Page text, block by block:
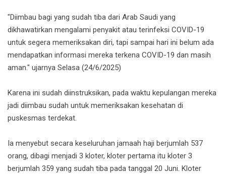
"Diimbau bagi yang sudah tiba dari Arab Saudi yang
dikhawatirkan mengalami penyakit atau terinfeksi COVID-19
untuk segera memeriksakan diri, tapi sampai hari ini belum ada
mendapatkan informasi mereka terkena COVID-19 dan masih
aman." ujarnya Selasa (24/6/2025)
Karena ini sudah diinstruksikan, pada waktu kepulangan mereka
jadi diimbau sudah untuk memeriksakan kesehatan di
puskesmas terdekat.
Ia menyebut secara keseluruhan jamaah haji berjumlah 537
orang, dibagi menjadi 3 kloter, kloter pertama itu kloter 3
berjumlah 359 yang sudah tiba pada tanggal 20 Juni. Kloter